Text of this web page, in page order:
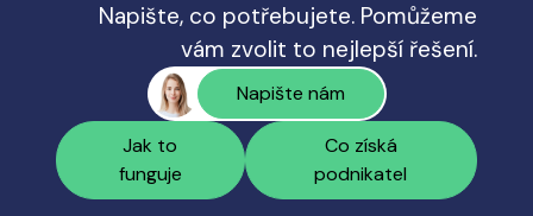
Napište, co potřebujete. Pomůžeme
vám zvolit to nejlepší řešení.
Napište nám
Jak to
funguje
Co získá
podnikatel